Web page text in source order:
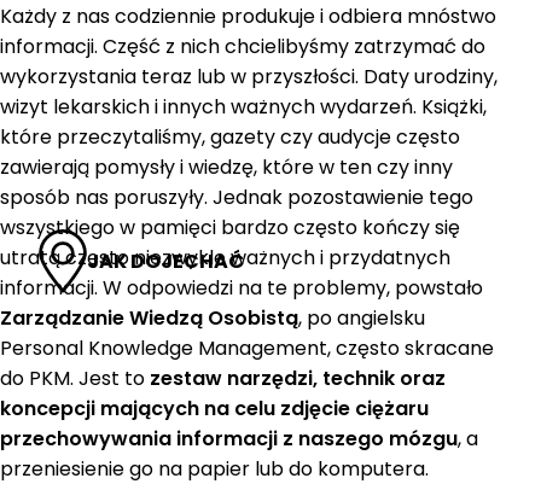
JAK DOJECHAĆ
Każdy z nas codziennie produkuje i odbiera mnóstwo
informacji. Część z nich chcielibyśmy zatrzymać do
wykorzystania teraz lub w przyszłości. Daty urodziny,
wizyt lekarskich i innych ważnych wydarzeń. Książki,
które przeczytaliśmy, gazety czy audycje często
zawierają pomysły i wiedzę, które w ten czy inny
sposób nas poruszyły. Jednak pozostawienie tego
wszystkiego w pamięci bardzo często kończy się
utratą często niezwykle ważnych i przydatnych
informacji. W odpowiedzi na te problemy, powstało
Zarządzanie Wiedzą Osobistą, po angielsku
Personal Knowledge Management, często skracane
do PKM. Jest to zestaw narzędzi, technik oraz
koncepcji mających na celu zdjęcie ciężaru
przechowywania informacji z naszego mózgu, a
przeniesienie go na papier lub do komputera.